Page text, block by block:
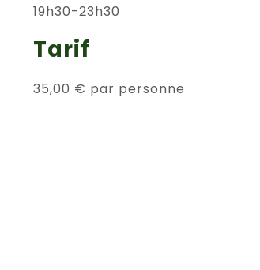
19h30-23h30
Tarif
35,00 € par personne